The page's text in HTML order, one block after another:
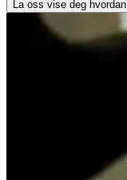
La oss vise deg hvordan